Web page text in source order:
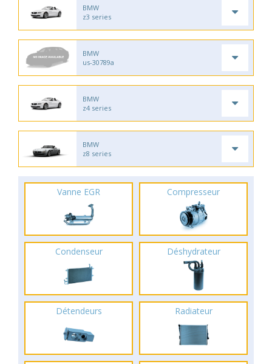
BMW
z3 series
BMW
us-30789a
BMW
z4 series
BMW
z8 series
Vanne EGR Compresseur
Condenseur Déshydrateur
Détendeurs Radiateur